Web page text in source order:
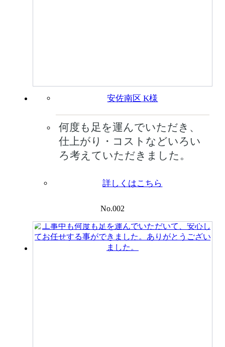
安佐南区 K様
何度も足を運んでいただき、
仕上がり・コストなどいろい
ろ考えていただきました。
詳しくはこちら
No.002